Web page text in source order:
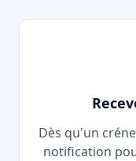
Dès qu'un
notification